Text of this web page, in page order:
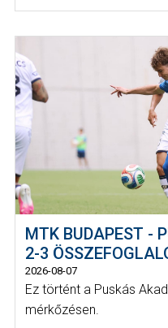
MTK BUDAPEST -
2-3
2026-08-07
Ez történt a Puskás
mérkőzésen.